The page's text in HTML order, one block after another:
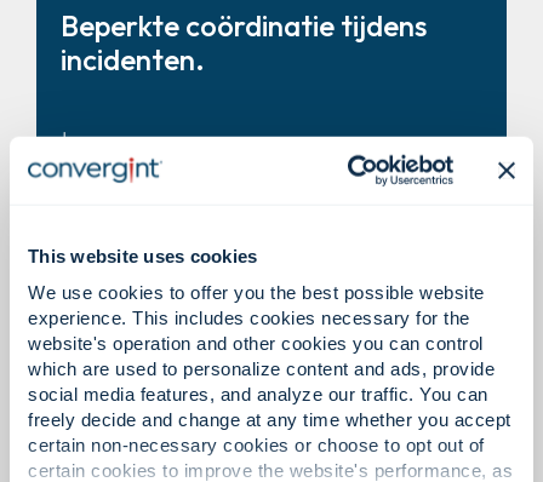
This website uses cookies
We use cookies to offer you the best possible website
experience. This includes cookies necessary for the
website's operation and other cookies you can control
which are used to personalize content and ads, provide
social media features, and analyze our traffic. You can
freely decide and change at any time whether you accept
certain non-necessary cookies or choose to opt out of
certain cookies to improve the website's performance, as
Realtime systemen voor massale
meldingen en oproepen.
Beperkte coördinatie tijdens
incidenten.
spraak, video en dispatch.
tussen de verschillende locaties.
Gestandaardiseerde
communicatiesystemen voor de
gehele onderneming.
Verouderde of onbetrouwbare
infrastructuur.